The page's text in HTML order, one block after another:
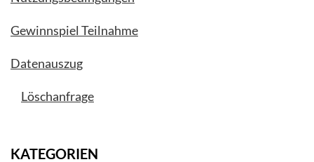
Gewinnspiel Teilnahme
Datenauszug
Löschanfrage
KATEGORIEN